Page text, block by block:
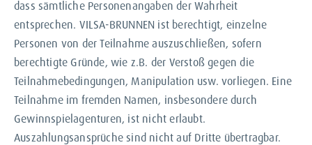
dass sämtliche Personenangaben der Wahrheit
entsprechen. VILSA-BRUNNEN ist berechtigt, einzelne
Personen von der Teilnahme auszuschließen, sofern
berechtigte Gründe, wie z.B. der Verstoß gegen die
Teilnahmebedingungen, Manipulation usw. vorliegen. Eine
Teilnahme im fremden Namen, insbesondere durch
Gewinnspielagenturen, ist nicht erlaubt.
Auszahlungsansprüche sind nicht auf Dritte übertragbar.